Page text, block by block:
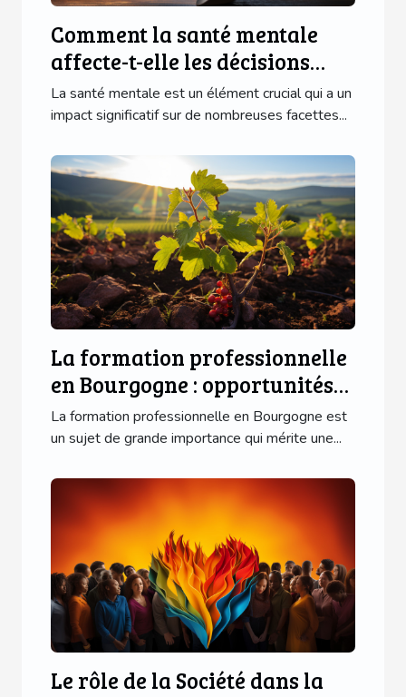
Comment la santé mentale
affecte-t-elle les décisions
juridiques?
La santé mentale est un élément crucial qui a un
impact significatif sur de nombreuses facettes...
La formation professionnelle
en Bourgogne : opportunités
et défis
La formation professionnelle en Bourgogne est
un sujet de grande importance qui mérite une...
Le rôle de la Société dans la